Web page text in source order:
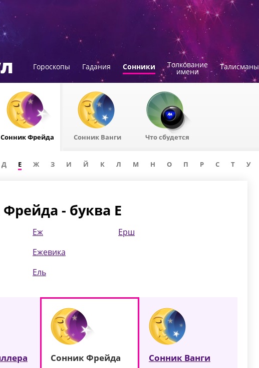
Гороскопы Гадания Сонники Толкование
имени
Талисманы
Сонник Фрейда Сонник Ванги Что сбудется
Д Е Ж З И Й К Л М Н О П Р С Т У
- буква Е
Еж
Ежевика
Ель
Ерш
Сонник Фрейда Сонник Ванги